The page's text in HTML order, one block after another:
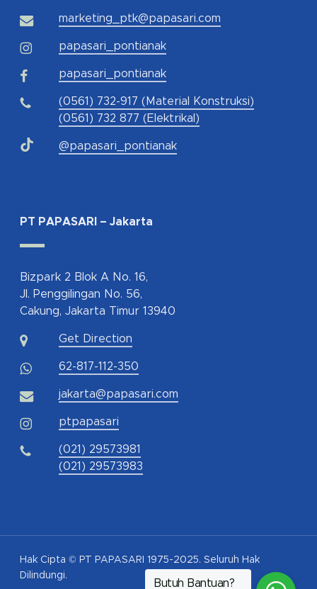
marketing_ptk@papasari.com
papasari_pontianak
papasari_pontianak
(0561) 732-917 (Material Konstruksi)
(0561) 732 877 (Elektrikal)
@papasari_pontianak
PT PAPASARI – Jakarta
Bizpark 2 Blok A No. 16,
Jl. Penggilingan No. 56,
Cakung, Jakarta Timur 13940
Get Direction
62-817-112-350
jakarta@papasari.com
ptpapasari
(021) 29573981
(021) 29573983
Hak Cipta © PT PAPASARI 1975-2025. Seluruh Hak
Dilindungi.
Butuh Bantuan?